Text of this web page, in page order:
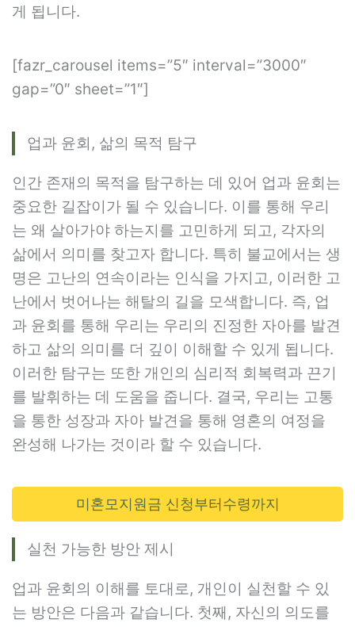
게 됩니다.
[fazr_carousel items=”5″ interval=”3000″
gap=”0″ sheet=”1″]
업과 윤회, 삶의 목적 탐구
인간 존재의 목적을 탐구하는 데 있어 업과 윤회는
중요한 길잡이가 될 수 있습니다. 이를 통해 우리
는 왜 살아가야 하는지를 고민하게 되고, 각자의
삶에서 의미를 찾고자 합니다. 특히 불교에서는 생
명은 고난의 연속이라는 인식을 가지고, 이러한 고
난에서 벗어나는 해탈의 길을 모색합니다. 즉, 업
과 윤회를 통해 우리는 우리의 진정한 자아를 발견
하고 삶의 의미를 더 깊이 이해할 수 있게 됩니다.
이러한 탐구는 또한 개인의 심리적 회복력과 끈기
를 발휘하는 데 도움을 줍니다. 결국, 우리는 고통
을 통한 성장과 자아 발견을 통해 영혼의 여정을
완성해 나가는 것이라 할 수 있습니다.
미혼모지원금 신청부터수령까지
실천 가능한 방안 제시
업과 윤회의 이해를 토대로, 개인이 실천할 수 있
는 방안은 다음과 같습니다. 첫째, 자신의 의도를